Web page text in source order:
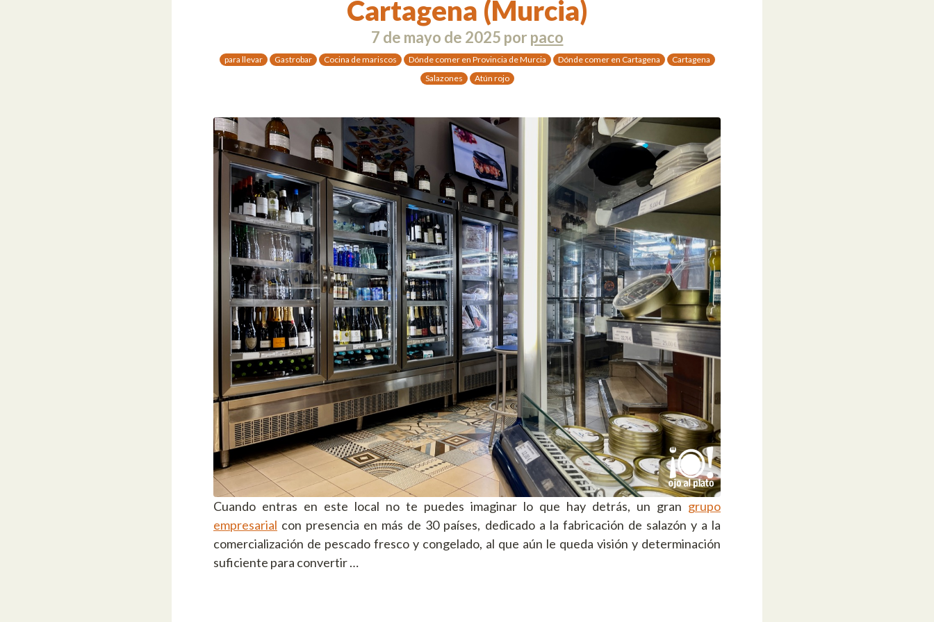
Cartagena (Murcia)
7 de mayo de 2025 por paco
para llevar Gastrobar Cocina de mariscos Dónde comer en Provincia de Murcia Dónde comer en Cartagena
Cartagena
Salazones
Atún rojo
Cuando entras en este local no te puedes imaginar lo que hay detrás, un gran grupo
empresarial con presencia en más de 30 países, dedicado a la fabricación de salazón y a la
comercialización de pescado fresco y congelado, al que aún le queda visión y determinación
suficiente para convertir …